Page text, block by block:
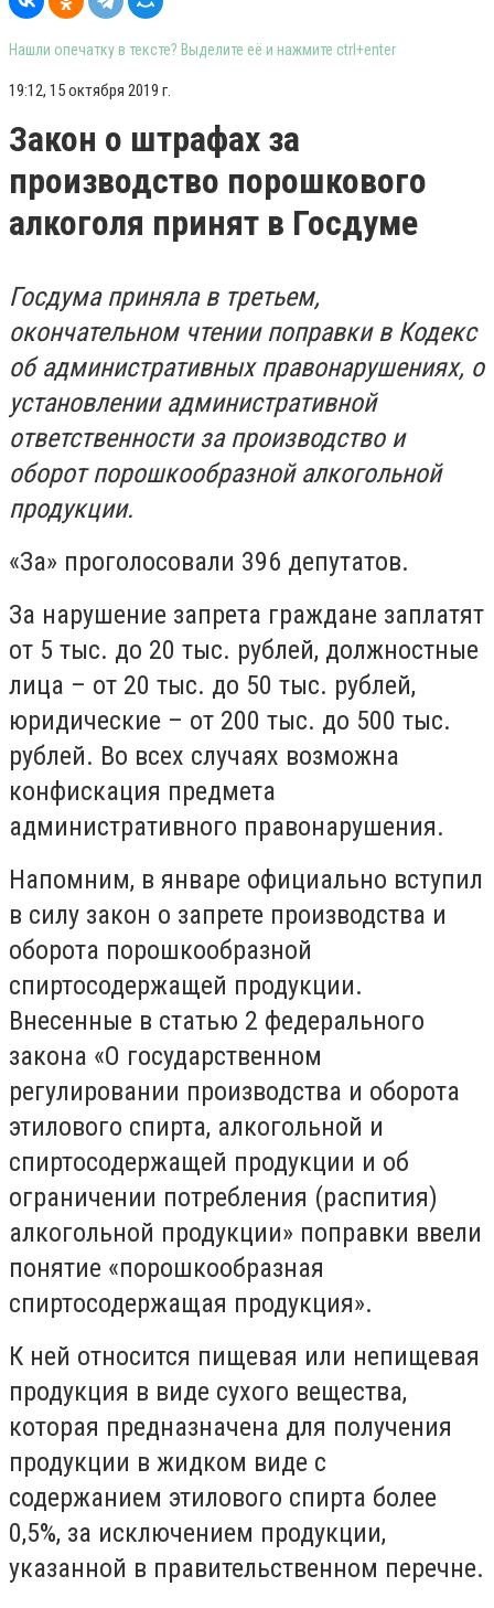
Нашли опечатку в тексте? Выделите её и нажмите ctrl+enter
19:12, 15 октября 2019 г.
Закон о штрафах за
производство порошкового
алкоголя принят в Госдуме
Госдума приняла в третьем,
окончательном чтении поправки в Кодекс
об административных правонарушениях, о
установлении административной
ответственности за производство и
оборот порошкообразной алкогольной
продукции.
«За» проголосовали 396 депутатов.
За нарушение запрета граждане заплатят
от 5 тыс. до 20 тыс. рублей, должностные
лица – от 20 тыс. до 50 тыс. рублей,
юридические – от 200 тыс. до 500 тыс.
рублей. Во всех случаях возможна
конфискация предмета
административного правонарушения.
Напомним, в январе официально вступил
в силу закон о запрете производства и
оборота порошкообразной
спиртосодержащей продукции.
Внесенные в статью 2 федерального
закона «О государственном
регулировании производства и оборота
этилового спирта, алкогольной и
спиртосодержащей продукции и об
ограничении потребления (распития)
алкогольной продукции» поправки ввели
понятие «порошкообразная
спиртосодержащая продукция».
К ней относится пищевая или непищевая
продукция в виде сухого вещества,
которая предназначена для получения
продукции в жидком виде с
содержанием этилового спирта более
0,5%, за исключением продукции,
указанной в правительственном перечне.